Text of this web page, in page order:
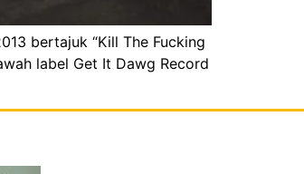
bertajuk “Kill The Fucking
label Get It Dawg Record